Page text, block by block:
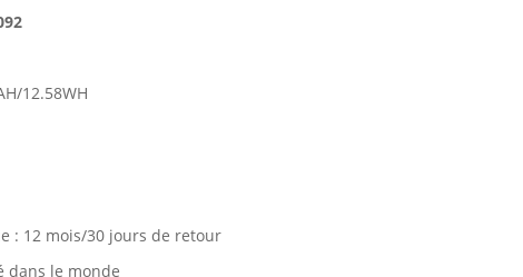
12.58WH
: 12 mois/30 jours de retour
dans le monde